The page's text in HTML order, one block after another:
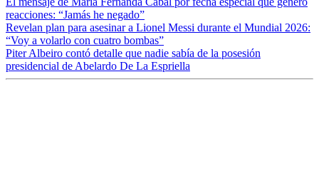
reacciones: “Jamás he negado”
Revelan plan para asesinar a Lionel Messi durante el Mundial 2026:
“Voy a volarlo con cuatro bombas”
Piter Albeiro contó detalle que nadie sabía de la posesión
presidencial de Abelardo De La Espriella